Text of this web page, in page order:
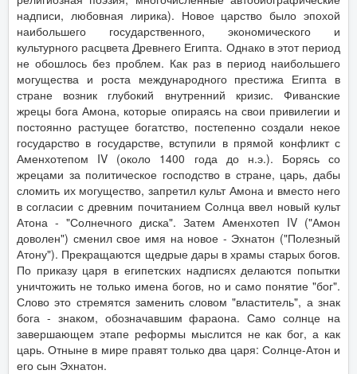
надписи, любовная лирика). Новое царство было эпохой
наибольшего государственного, экономического и
культурного расцвета Древнего Египта. Однако в этот период
не обошлось без проблем. Как раз в период наибольшего
могущества и роста международного престижа Египта в
стране возник глубокий внутренний кризис. Фиванские
жрецы бога Амона, которые опираясь на свои привилегии и
постоянно растущее богатство, постепенно создали некое
государство в государстве, вступили в прямой конфликт с
Аменхотепом IV (около 1400 года до н.э.). Борясь со
жрецами за политическое господство в стране, царь, дабы
сломить их могущество, запретил культ Амона и вместо него
в согласии с древним почитанием Солнца ввел новый культ
Атона - "Солнечного диска". Затем Аменхотеп IV ("Амон
доволен") сменил свое имя на новое - Эхнатон ("Полезный
Атону"). Прекращаются щедрые дары в храмы старых богов.
По приказу царя в египетских надписях делаются попытки
уничтожить не только имена богов, но и само понятие "бог".
Слово это стремятся заменить словом "властитель", а знак
бога - знаком, обозначавшим фараона. Само солнце на
завершающем этапе реформы мыслится не как бог, а как
царь. Отныне в мире правят только два царя: Солнце-Атон и
его сын Эхнатон.